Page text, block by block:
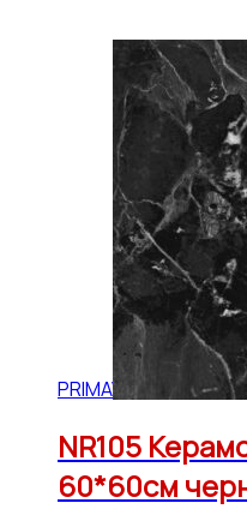
PRIMAVERA
NR105
60*60см